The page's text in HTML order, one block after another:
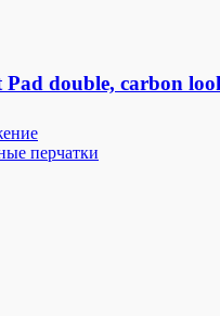
перчатки
Pad double, carbon